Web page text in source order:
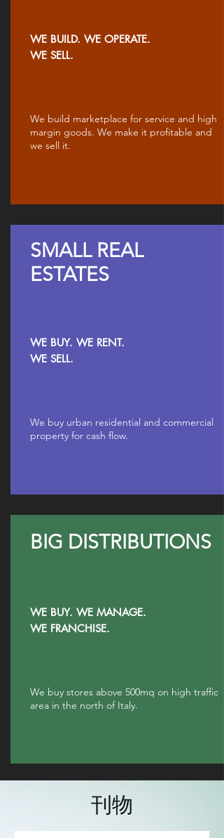
WE BUILD. WE OPERATE.
WE SELL.
We build marketplace for service and high
margin goods. We make it profitable and
we sell it.
SMALL REAL
ESTATES
WE BUY. WE RENT.
WE SELL.
We buy urban residential and commercial
property for cash flow.
BIG DISTRIBUTIONS
WE BUY. WE MANAGE.
WE FRANCHISE.
We buy stores above 500mq on high traffic
area in the north of Italy.
刊物